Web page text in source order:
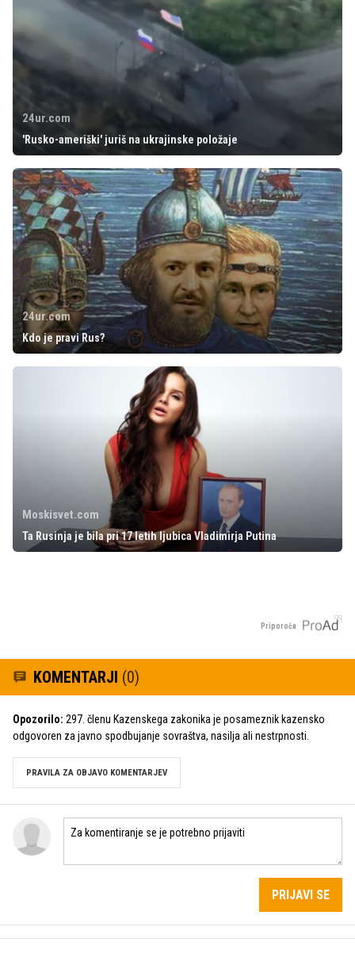
24ur.com
'Rusko-ameriški' juriš na ukrajinske položaje
24ur.com
Kdo je pravi Rus?
Moskisvet.com
Ta Rusinja je bila pri 17 letih ljubica Vladimirja Putina
Priporoča
KOMENTARJI (0)
Opozorilo: 297. členu Kazenskega zakonika je posameznik kazensko
odgovoren za javno spodbujanje sovraštva, nasilja ali nestrpnosti.
PRAVILA ZA OBJAVO KOMENTARJEV
PRIJAVI SE